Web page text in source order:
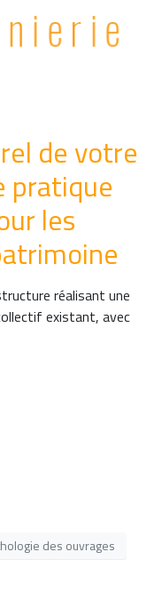
de votre
pratique
les
réalisant une
existant, avec
des ouvrages